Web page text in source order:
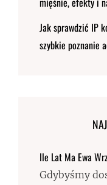
Jak sprawdzić IP
szybkie poznanie
Ile Lat Ma Ewa
Gdybyśmy